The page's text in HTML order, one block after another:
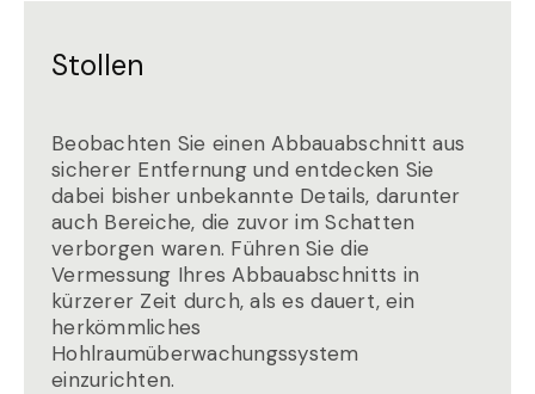
Stollen
Beobachten Sie einen Abbauabschnitt aus
sicherer Entfernung und entdecken Sie
dabei bisher unbekannte Details, darunter
auch Bereiche, die zuvor im Schatten
verborgen waren. Führen Sie die
Vermessung Ihres Abbauabschnitts in
kürzerer Zeit durch, als es dauert, ein
herkömmliches
Hohlraumüberwachungssystem
einzurichten.